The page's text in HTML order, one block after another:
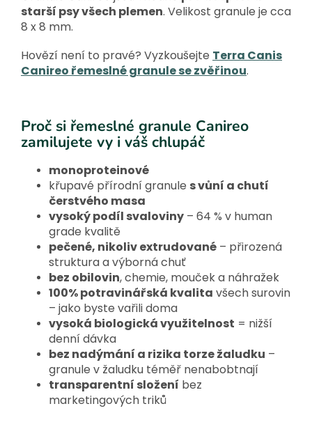
starší psy všech plemen. Velikost granule je cca
8 x 8 mm.
Hovězí není to pravé? Vyzkoušejte Terra Canis
Canireo řemeslné granule se zvěřinou.
Proč si řemeslné granule Canireo
zamilujete vy i váš chlupáč
monoproteinové
křupavé přírodní granule s vůní a chutí
čerstvého masa
vysoký podíl svaloviny – 64 % v human
grade kvalitě
pečené, nikoliv extrudované – přirozená
struktura a výborná chuť
bez obilovin, chemie, mouček a náhražek
100% potravinářská kvalita všech surovin
– jako byste vařili doma
vysoká biologická využitelnost = nižší
denní dávka
bez nadýmání a rizika torze žaludku –
granule v žaludku téměř nenabobtnají
transparentní složení bez
marketingových triků